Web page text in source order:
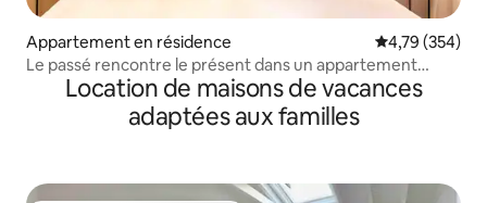
Appartement en résidence Évaluation
4,79 (354)
Le passé rencontre le présent dans un appartement
dynamique près de la SAGRADA
Location de maisons de vacances
adaptées aux familles